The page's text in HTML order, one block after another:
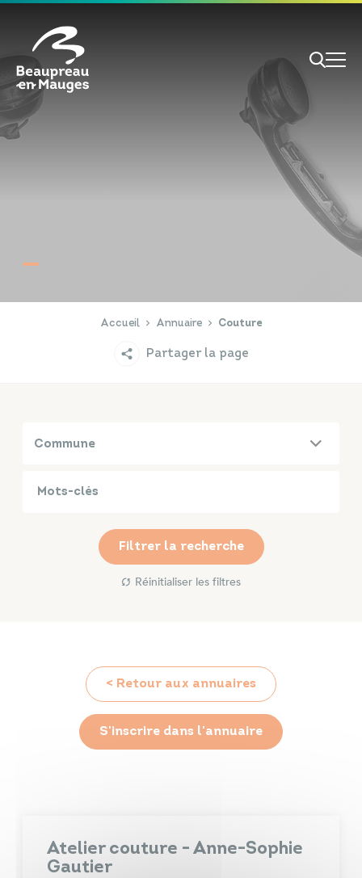
Accueil Annuaire Couture
Partager la page
Commune
Filtrer la recherche
Réinitialiser les filtres
< Retour aux annuaires
S'inscrire dans l'annuaire
Atelier couture - Anne-Sophie
Gautier
Annuaires
Cookies management panel